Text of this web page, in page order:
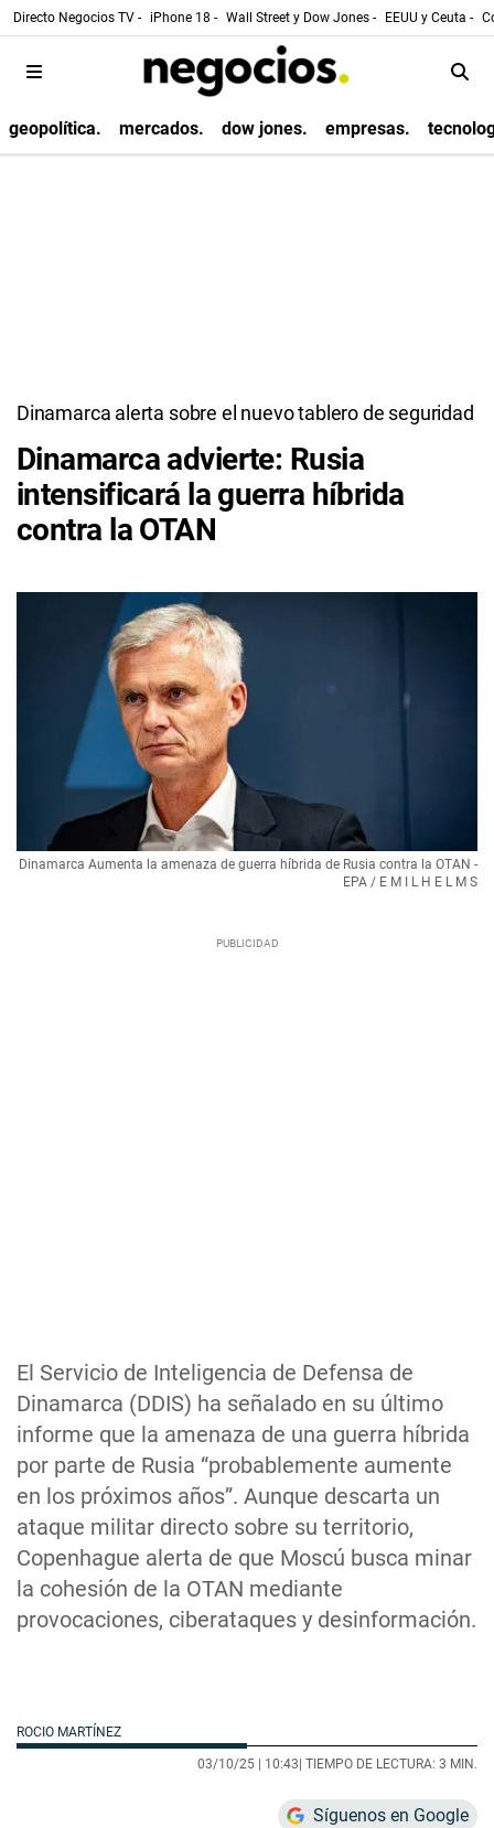
Directo Negocios TV - iPhone 18 - Wall Street y Dow Jones - EEUU y Ceuta -
geopolítica. mercados. dow jones. empresas.
Dinamarca alerta sobre el nuevo tablero de seguridad
Dinamarca advierte: Rusia
intensificará la guerra híbrida
contra la OTAN
El Servicio de Inteligencia de Defensa de
Dinamarca (DDIS) ha señalado en su último
informe que la amenaza de una guerra híbrida
por parte de Rusia “probablemente aumente
en los próximos años”. Aunque descarta un
ataque militar directo sobre su territorio,
Copenhague alerta de que Moscú busca minar
la cohesión de la OTAN mediante
provocaciones, ciberataques y desinformación.
Dinamarca Aumenta la amenaza de guerra híbrida de Rusia contra la OTAN -
EPA / E M I L H E L M S​​
ROCIO MARTÍNEZ
03/10/25 | 10:43 | TIEMPO DE LECTURA: 3 MIN.
Síguenos en Google